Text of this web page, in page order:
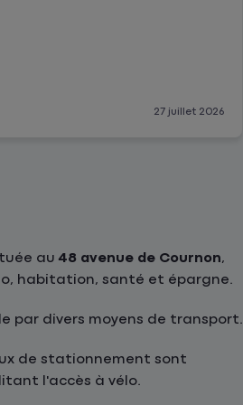
27 juillet 2026
au 48 avenue de Cournon,
habitation, santé et épargne.
par divers moyens de transport.
de stationnement sont
l'accès à vélo.